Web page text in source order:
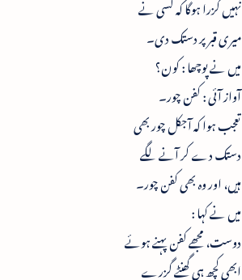
نہیں گزرا ہوگا کہ کسی نے
میری قبر پر دستک دی۔
میں نے پوچھا : کون؟
آواز آئی : کفن چور۔
تعجب ہوا کہ آجکل چور بھی
دستک دے کر آنے لگے
ہیں، اور وہ بھی کفن چور۔
میں نے کہا :
دوست، مجھے کفن پہنے ہوئے
ابھی کچھ ہی گھنٹے گزرے